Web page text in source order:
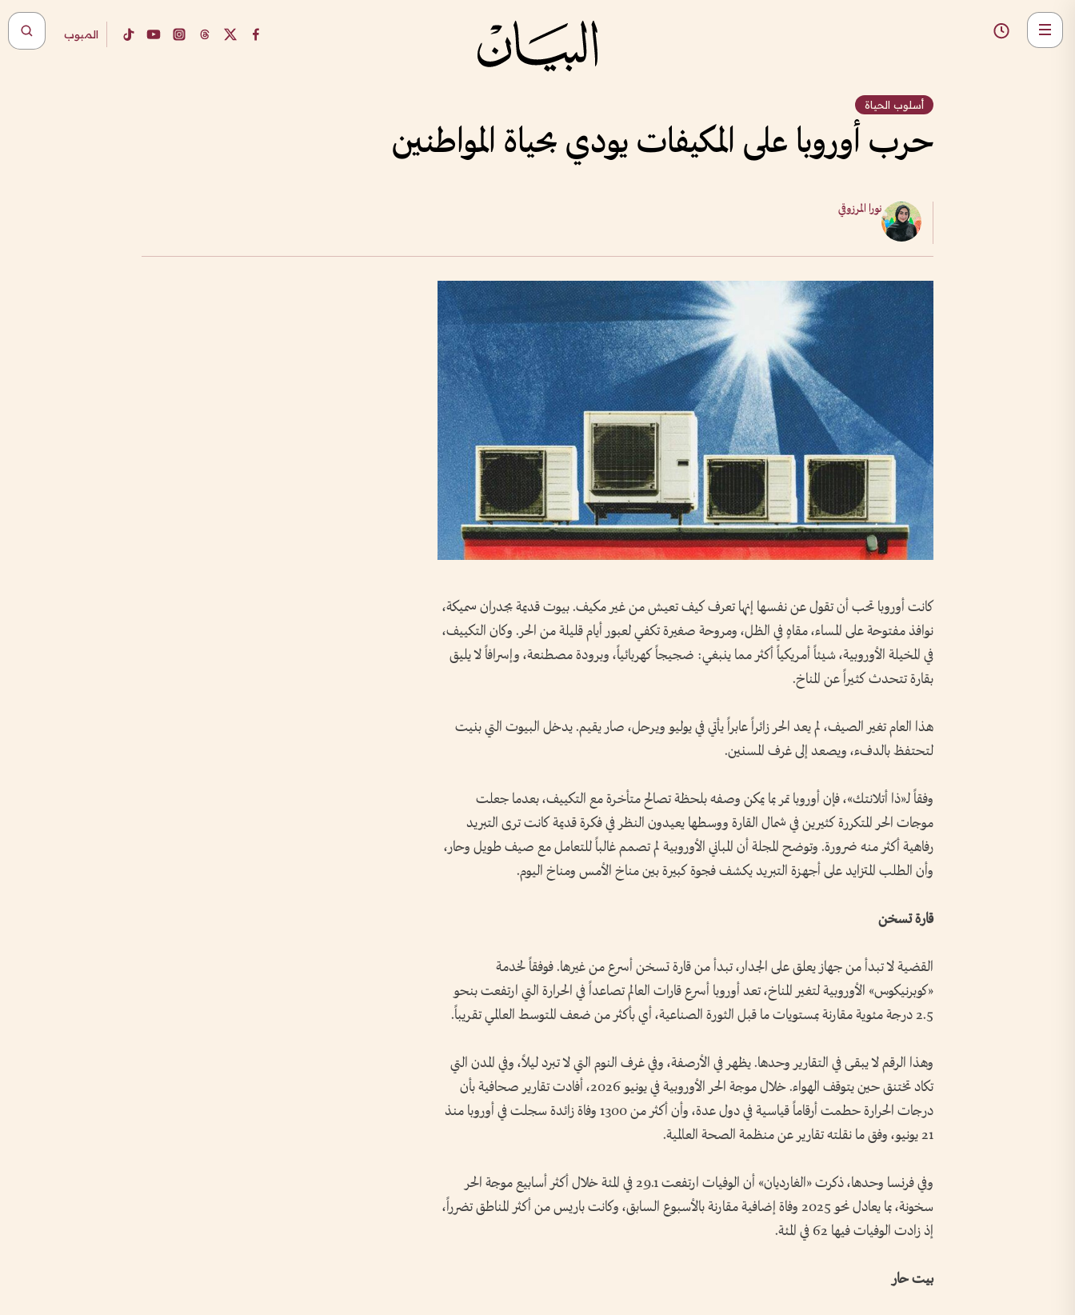
المبوب
أسلوب الحياة
حرب أوروبا على المكيفات يودي بحياة المواطنين
نورا المرزوقي
كانت أوروبا تحب أن تقول عن نفسها إنها تعرف كيف تعيش من غير مكيف. بيوت قديمة بجدران سميكة،
نوافذ مفتوحة على المساء، مقاهٍ في الظل، ومروحة صغيرة تكفي لعبور أيام قليلة من الحر. وكان التكييف،
في المخيلة الأوروبية، شيئاً أمريكياً أكثر مما ينبغي: ضجيجاً كهربائياً، وبرودة مصطنعة، وإسرافاً لا يليق
بقارة تتحدث كثيراً عن المناخ.
هذا العام تغير الصيف، لم يعد الحر زائراً عابراً يأتي في يوليو ويرحل، صار يقيم. يدخل البيوت التي بنيت
لتحتفظ بالدفء، ويصعد إلى غرف المسنين.
وفقاً لـ«ذا أتلانتك»، فإن أوروبا تمر بما يمكن وصفه بلحظة تصالح متأخرة مع التكييف، بعدما جعلت
موجات الحر المتكررة كثيرين في شمال القارة ووسطها يعيدون النظر في فكرة قديمة كانت ترى التبريد
رفاهية أكثر منه ضرورة. وتوضح المجلة أن المباني الأوروبية لم تصمم غالباً للتعامل مع صيف طويل وحار،
وأن الطلب المتزايد على أجهزة التبريد يكشف فجوة كبيرة بين مناخ الأمس ومناخ اليوم.
قارة تسخن
القضية لا تبدأ من جهاز يعلق على الجدار، تبدأ من قارة تسخن أسرع من غيرها. فوفقاً لخدمة
«كوبرنيكوس» الأوروبية لتغير المناخ، تعد أوروبا أسرع قارات العالم تصاعداً في الحرارة التي ارتفعت بنحو
2.5 درجة مئوية مقارنة بمستويات ما قبل الثورة الصناعية، أي بأكثر من ضعف المتوسط العالمي تقريباً.
وهذا الرقم لا يبقى في التقارير وحدها. يظهر في الأرصفة، وفي غرف النوم التي لا تبرد ليلاً، وفي المدن التي
تكاد تختنق حين يتوقف الهواء. خلال موجة الحر الأوروبية في يونيو 2026، أفادت تقارير صحافية بأن
درجات الحرارة حطمت أرقاماً قياسية في دول عدة، وأن أكثر من 1300 وفاة زائدة سجلت في أوروبا منذ
21 يونيو، وفق ما نقلته تقارير عن منظمة الصحة العالمية.
وفي فرنسا وحدها، ذكرت «الغارديان» أن الوفيات ارتفعت 29.1 في المئة خلال أكثر أسابيع موجة الحر
سخونة، بما يعادل نحو 2025 وفاة إضافية مقارنة بالأسبوع السابق، وكانت باريس من أكثر المناطق تضرراً،
إذ زادت الوفيات فيها 62 في المئة.
بيت حار